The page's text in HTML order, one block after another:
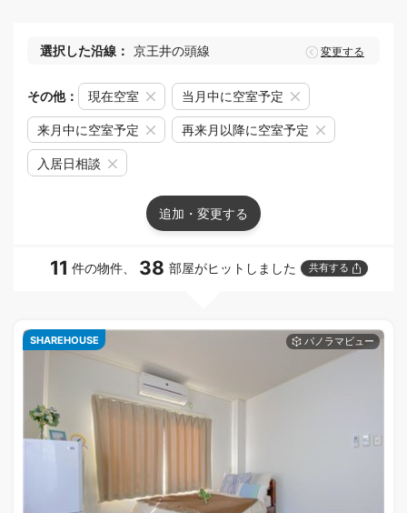
選択した沿線： 京王井の頭線 変更する
その他： 現在空室 当月中に空室予定
来月中に空室予定 再来月以降に空室予定
入居日相談
追加・変更する
11 件の物件、 38 部屋がヒットしました 共有する
SHAREHOUSE